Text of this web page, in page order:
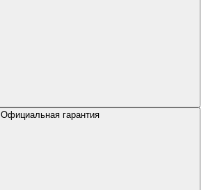
Официальная гарантия